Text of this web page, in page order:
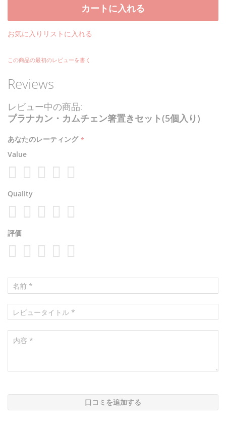
カートに入れる
お気に入りリストに入れる
この商品の最初のレビューを書く
Reviews
レビュー中の商品:
プラナカン・カムチェン箸置きセット(5個入り)
あなたのレーティング
Value
star
stars
stars
stars
stars
Quality
star
stars
stars
stars
stars
評価
口コミを追加する